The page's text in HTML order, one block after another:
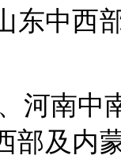
东中西
河南中
部及内